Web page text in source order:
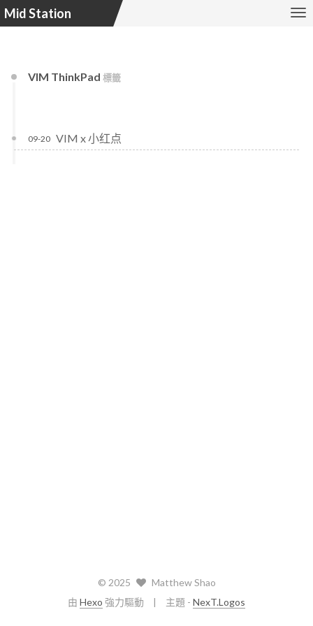
Mid Station
VIM ThinkPad 標籤
VIM x 小红点
09-20
© 2025
Matthew Shao
由 Hexo 強力驅動 主題 - NexT.Logos